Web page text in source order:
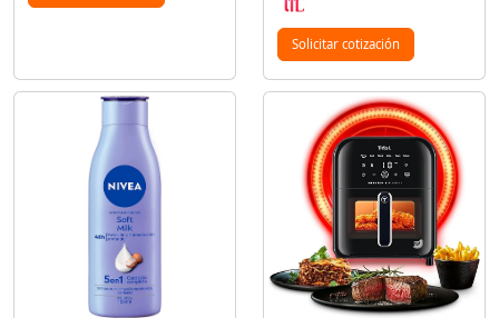
Solicitar cotización